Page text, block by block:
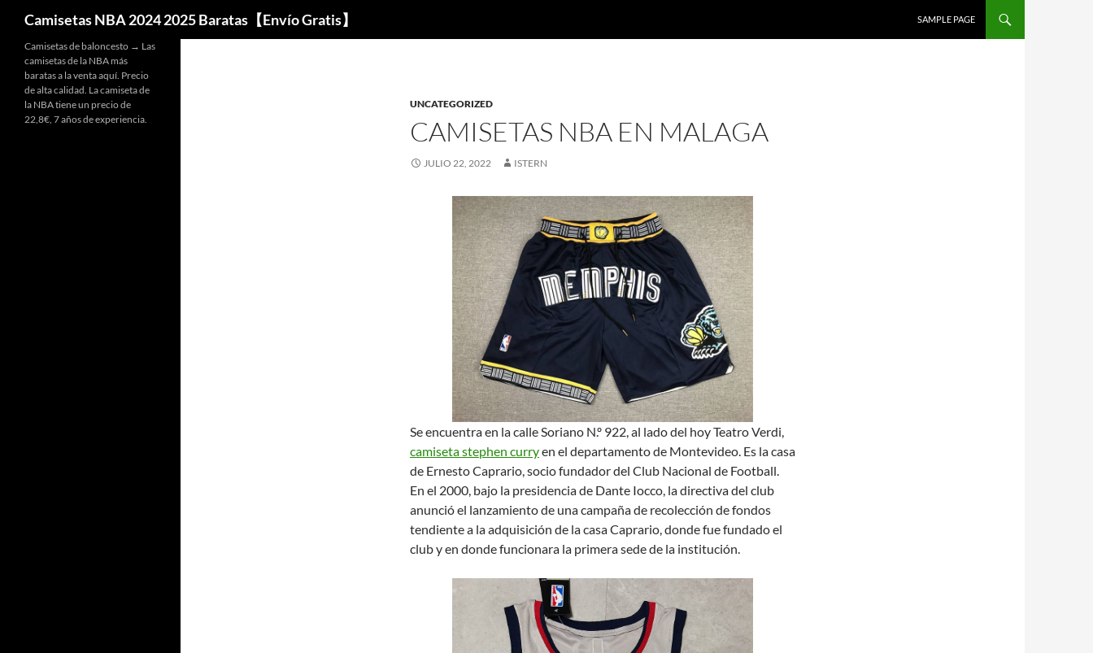
Camisetas NBA 2024 2025 Baratas【Envío Gratis】
SAMPLE PAGE
UNCATEGORIZED
CAMISETAS NBA EN MALAGA
JULIO 22, 2022 ISTERN
Se encuentra en la calle Soriano N.º 922, al lado del hoy Teatro Verdi,
camiseta stephen curryen el departamento de Montevideo. Es la casa
de Ernesto Caprario, socio fundador del Club Nacional de Football.
En el 2000, bajo la presidencia de Dante Iocco, la directiva del club
anunció el lanzamiento de una campaña de recolección de fondos
tendiente a la adquisición de la casa Caprario, donde fue fundado el
club y en donde funcionara la primera sede de la institución.
Camisetas de baloncesto → Las
camisetas de la NBA más
baratas a la venta aquí. Precio
de alta calidad. La camiseta de
la NBA tiene un precio de
22,8€, 7 años de experiencia.